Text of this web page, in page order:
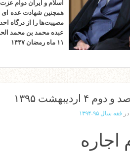
اسلام و ایران دوام
همچنین شهادت عده ای
مصیبت‌ها را از درگاه
عبده محمد بن محمد
۱۱ ماه رمضان ۱۴۴۷
اردیبهشت ۱۳۹۵
فقه سال ۹۵-۱۳۹۴
اجاره